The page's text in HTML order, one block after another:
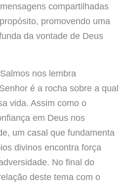
compartilhadas
promovendo uma
da vontade de Deus
nos lembra
é a rocha sobre a qual
vida. Assim como o
em Deus nos
um casal que fundamenta
divinos encontra força
No final do
deste tema com o